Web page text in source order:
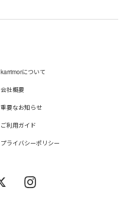
karrimorについて
会社概要
重要なお知らせ
ご利用ガイド
プライバシーポリシー